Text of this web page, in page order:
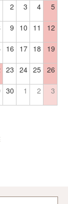
2 3 4 5
9 10 11 12
16 17 18 19
23 24 25 26
30 1 2 3